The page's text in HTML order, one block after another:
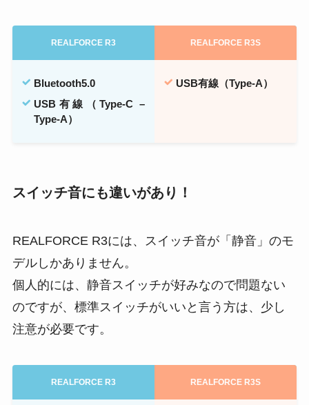
REALFORCE R3 REALFORCE R3S
Bluetooth5.0
USB有線（Type-C –
Type-A）
USB有線（Type-A）
スイッチ音にも違いがあり！
REALFORCE R3には、スイッチ音が「静音」のモ
デルしかありません。
個人的には、静音スイッチが好みなので問題ない
のですが、標準スイッチがいいと言う方は、少し
注意が必要です。
REALFORCE R3 REALFORCE R3S